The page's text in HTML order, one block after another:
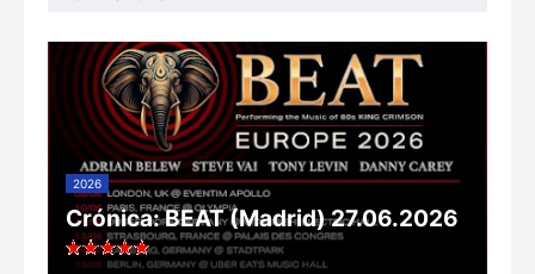
2026
Crónica: BEAT (Madrid) 27.06.2026